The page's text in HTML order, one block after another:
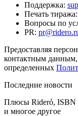
Поддержка:
Печать тиража:
Вопросы по
PR:
Предоставляя
контактным данным,
определенных
Последние новости
Плюсы Rideró, ISBN
и многое другое